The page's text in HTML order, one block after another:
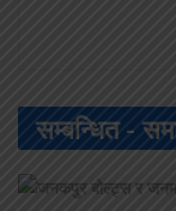
सम्बन्धित -